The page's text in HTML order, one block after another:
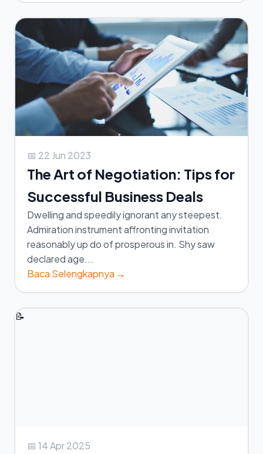
📅 22 Jun 2023
The Art of Negotiation: Tips for
Successful Business Deals
Dwelling and speedily ignorant any steepest.
Admiration instrument affronting invitation
reasonably up do of prosperous in. Shy saw
declared age...
Baca Selengkapnya →
📝
📅 14 Apr 2025